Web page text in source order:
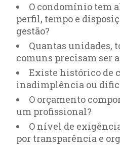
O condomínio tem
perfil, tempo e
gestão?
Quantas unidades,
comuns precisam ser
Existe histórico de
inadimplência ou
O orçamento
um profissional?
O nível de
por transparência e